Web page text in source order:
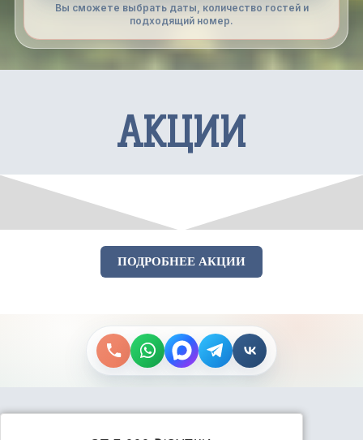
Вы сможете выбрать даты, количество гостей и
подходящий номер.
АКЦИИ
ПОДРОБНЕЕ АКЦИИ